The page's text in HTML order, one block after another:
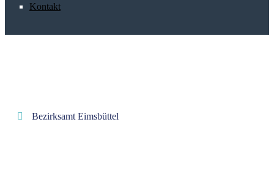
Kontakt
Bezirksamt Eimsbüttel